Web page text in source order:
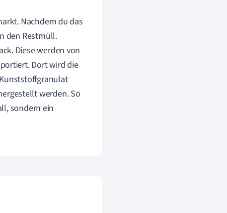
Nachdem du das
den Restmüll.
Diese werden von
Dort wird die
werden. So
sondern ein